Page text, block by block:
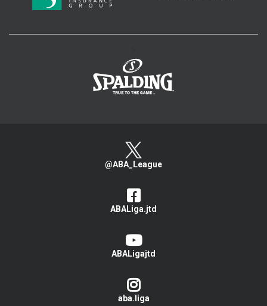
@ABA_League
ABALiga.jtd
ABALigajtd
aba.liga